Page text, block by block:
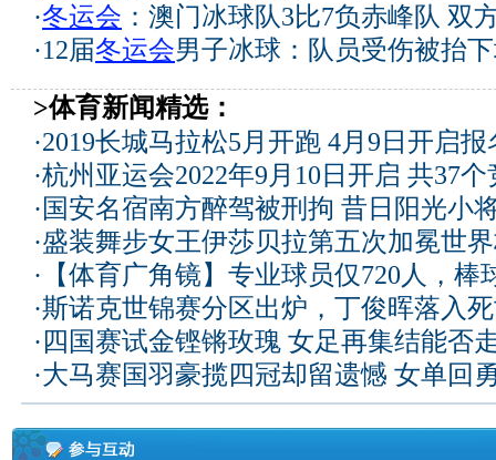
·冬运会 ：澳门冰球队3比7负赤峰队 双
·12届冬运会男子冰球：队员受伤被抬
>体育新闻精选：
·2019长城马拉松5月开跑 4月9日开启报
·杭州亚运会2022年9月10日开启 共37
· 国安名宿南方醉驾被刑拘 昔日阳光小
·盛装舞步女王伊莎贝拉第五次加冕世
· 【体育广角镜】专业球员仅720人，
·斯诺克世锦赛分区出炉，丁俊晖落入
· 四国赛试金铿锵玫瑰 女足再集结能否
·大马赛国羽豪揽四冠却留遗憾 女单回